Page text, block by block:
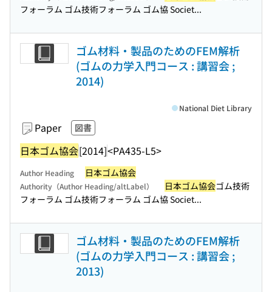
フォーラム ゴム技術フォーラム ゴム協 Societ...
ゴム材料・製品のためのFEM解析
(ゴムの力学入門コース : 講習会 ;
2014)
Paper 図書
日本ゴム協会[2014]<PA435-L5>
National Diet Library
Author Heading 日本ゴム協会
Authority（Author Heading/altLabel） 日本ゴム協会ゴム技術
フォーラム ゴム技術フォーラム ゴム協 Societ...
ゴム材料・製品のためのFEM解析
(ゴムの力学入門コース : 講習会 ;
2013)